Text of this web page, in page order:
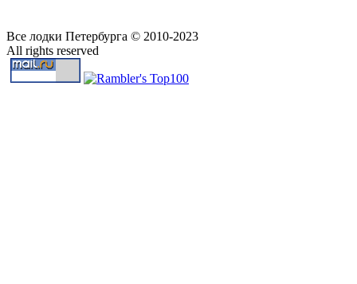
Все лодки Петербурга © 2010-2023
All rights reserved